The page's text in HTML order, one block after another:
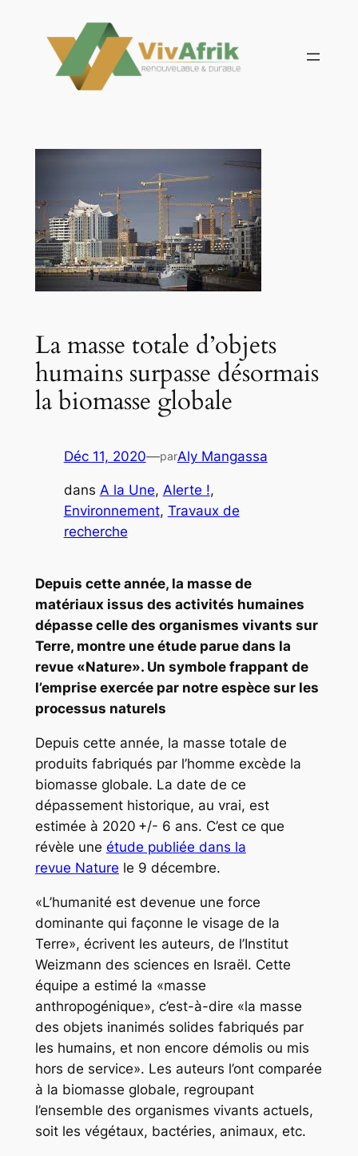
contenu
La masse totale d’objets
humains surpasse désormais
la biomasse globale
Déc 11, 2020—parAly Mangassa
dans A la Une, Alerte !
Environnement, Travaux de
recherche
Depuis cette année, la masse de
matériaux issus des activités humaines
dépasse celle des organismes vivants sur
Terre, montre une étude parue dans la
revue «Nature». Un symbole frappant de
l’emprise exercée par notre espèce sur les
processus naturels
Depuis cette année, la masse totale de
produits fabriqués par l’homme excède la
biomasse globale. La date de ce
dépassement historique, au vrai, est
estimée à 2020 +/- 6 ans. C’est ce que
révèle une étude publiée dans la
revue Nature le 9 décembre.
«L’humanité est devenue une force
dominante qui façonne le visage de la
Terre», écrivent les auteurs, de l’Institut
Weizmann des sciences en Israël. Cette
équipe a estimé la «masse
anthropogénique», c’est-à-dire «la masse
des objets inanimés solides fabriqués par
les humains, et non encore démolis ou mis
hors de service». Les auteurs l’ont comparée
à la biomasse globale, regroupant
l’ensemble des organismes vivants actuels,
soit les végétaux, bactéries, animaux, etc.